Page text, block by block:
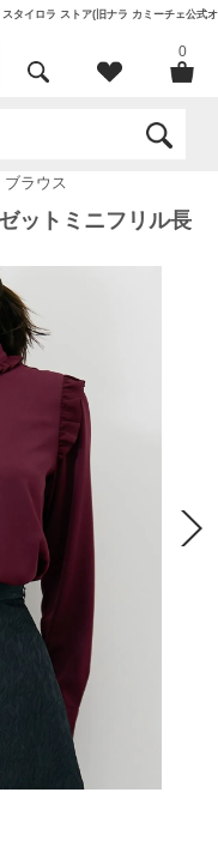
タイロラ ストア(旧ナラ カミーチェ公式オ
0
ブラウス
ットミニフリル長